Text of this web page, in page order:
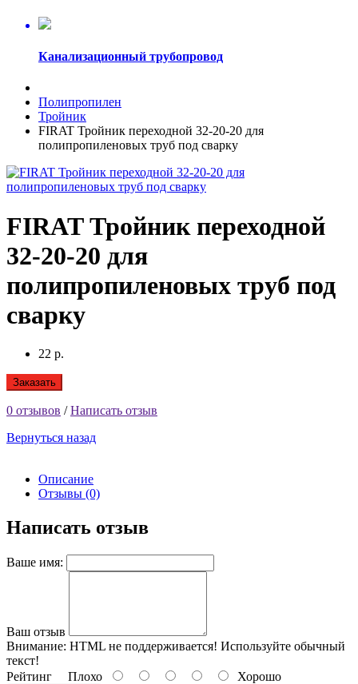
Канализационный трубопровод
Полипропилен
Тройник
FIRAT Тройник переходной 32-20-20 для
полипропиленовых труб под сварку
FIRAT Тройник переходной
32-20-20 для
полипропиленовых труб под
сварку
22 р.
Заказать
0 отзывов /Написать отзыв
Вернуться назад
Описание
Отзывы (0)
Написать отзыв
Ваше имя:
Ваш отзыв
Внимание: HTML не поддерживается! Используйте обычный
текст!
Рейтинг Плохо Хорошо